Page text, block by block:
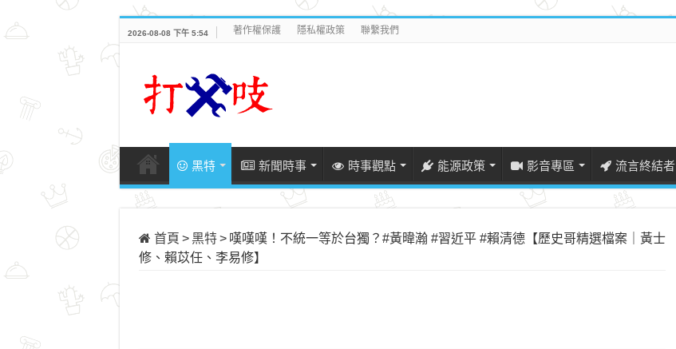
2026-08-08 下午 5:54 著作權保護 隱私權政策 聯繫我們
黑特 新聞時事 時事觀點 能源政策 影音專區 流言終結者
首頁 > 黑特 > 嘆嘆嘆！不統一等於台獨？#黃暐瀚 #習近平 #賴清德【歷史哥精選檔案｜黃士
修、賴苡任、李易修】